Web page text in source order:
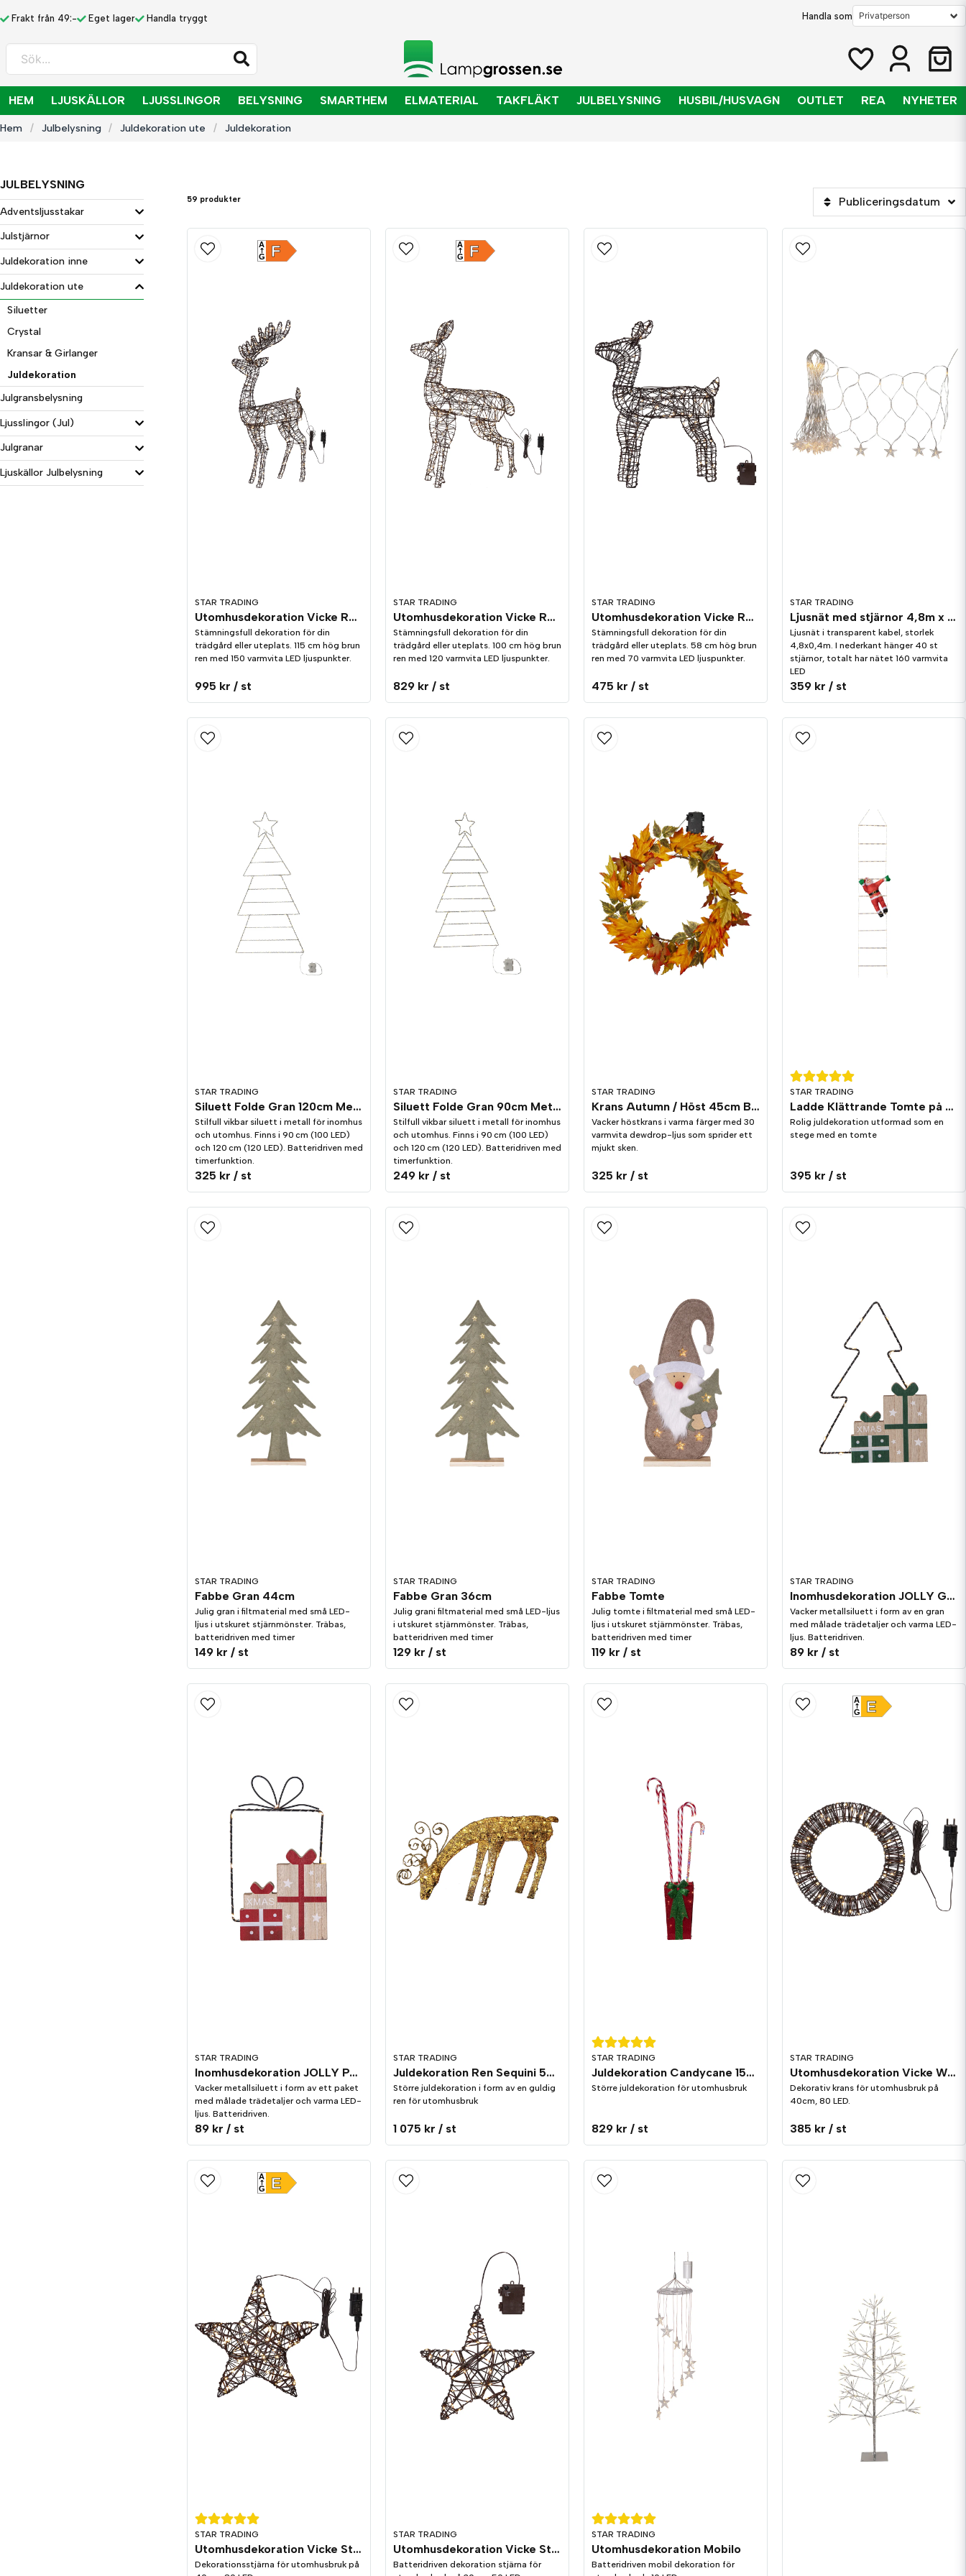
Frakt från 49:- Eget lager Handla tryggt Handla som
Sök...
HEM LJUSKÄLLOR LJUSSLINGOR BELYSNING SMARTHEM ELMATERIAL TAKFLÄKT JULBELYSNING HUSBIL/HUSVAGN OUTLET REA NYHETER
Hem Julbelysning Juldekoration ute Juldekoration
JULBELYSNING
Adventsljusstakar
Julstjärnor
Juldekoration inne
Juldekoration ute
Siluetter
Crystal
Kransar & Girlanger
Juldekoration
Julgransbelysning
Ljusslingor (Jul)
Julgranar
Ljuskällor Julbelysning
59 produkter Publiceringsdatum
STAR TRADING
Utomhusdekoration Vicke Ren 115cm
Stämningsfull dekoration för din
trädgård eller uteplats. 115 cm hög brun
ren med 150 varmvita LED ljuspunkter.
995 kr / st
F
A
G
STAR TRADING
Utomhusdekoration Vicke Ren 100cm
Stämningsfull dekoration för din
trädgård eller uteplats. 100 cm hög brun
ren med 120 varmvita LED ljuspunkter.
829 kr / st
F
A
G
STAR TRADING
Utomhusdekoration Vicke Ren 58cm
Stämningsfull dekoration för din
trädgård eller uteplats. 58 cm hög brun
ren med 70 varmvita LED ljuspunkter.
475 kr / st
STAR TRADING
Ljusnät med stjärnor 4,8m x 0,4m
Ljusnät i transparent kabel, storlek
4,8x0,4m. I nederkant hänger 40 st
stjärnor, totalt har nätet 160 varmvita
LED
359 kr / st
STAR TRADING
Siluett Folde Gran 120cm Metall
Stilfull vikbar siluett i metall för inomhus
och utomhus. Finns i 90 cm (100 LED)
och 120 cm (120 LED). Batteridriven med
timerfunktion.
325 kr / st
STAR TRADING
Siluett Folde Gran 90cm Metall
Stilfull vikbar siluett i metall för inomhus
och utomhus. Finns i 90 cm (100 LED)
och 120 cm (120 LED). Batteridriven med
timerfunktion.
249 kr / st
STAR TRADING
Krans Autumn / Höst 45cm Batteri
Vacker höstkrans i varma färger med 30
varmvita dewdrop-ljus som sprider ett
mjukt sken.
325 kr / st
STAR TRADING
Ladde Klättrande Tomte på stage Utomhus
Rolig juldekoration utformad som en
stege med en tomte
395 kr / st
STAR TRADING
Fabbe Gran 44cm
Julig gran i filtmaterial med små LED-
ljus i utskuret stjärnmönster. Träbas,
batteridriven med timer
149 kr / st
STAR TRADING
Fabbe Gran 36cm
Julig grani filtmaterial med små LED-ljus
i utskuret stjärnmönster. Träbas,
batteridriven med timer
129 kr / st
STAR TRADING
Fabbe Tomte
Julig tomte i filtmaterial med små LED-
ljus i utskuret stjärnmönster. Träbas,
batteridriven med timer
119 kr / st
STAR TRADING
Inomhusdekoration JOLLY Gran
Vacker metall­siluett i form av en gran
med målade trädetaljer och varma LED-
ljus. Batteridriven.
89 kr / st
STAR TRADING
Inomhusdekoration JOLLY Paket
Vacker metall­siluett i form av ett paket
med målade trädetaljer och varma LED-
ljus. Batteridriven.
89 kr / st
STAR TRADING
Juldekoration Ren Sequini 55cm
Större juldekoration i form av en guldig
ren för utomhusbruk
1 075 kr / st
STAR TRADING
Juldekoration Candycane 150cm
Större juldekoration för utomhusbruk
829 kr / st
STAR TRADING
Utomhusdekoration Vicke Wreath
Dekorativ krans för utomhusbruk på
40cm, 80 LED.
385 kr / st
E
A
G
STAR TRADING
Utomhusdekoration Vicke Star 40cm
Dekorationsstjärna för utomhusbruk på
E
A
G
STAR TRADING
Utomhusdekoration Vicke Star 30cm
Batteridriven dekoration stjärna för
STAR TRADING
Utomhusdekoration Mobilo
Batteridriven mobil dekoration för